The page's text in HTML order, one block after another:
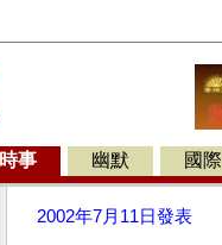
時事 幽默 國際
2002年7月11日發表